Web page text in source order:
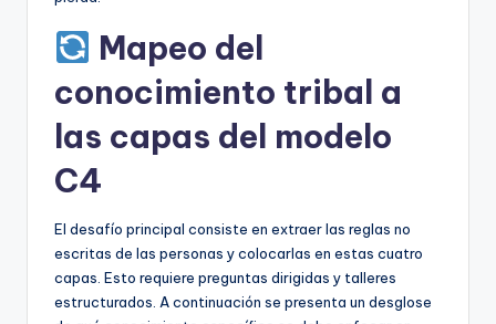
Mapeo del
conocimiento tribal a
las capas del modelo
C4
El desafío principal consiste en extraer las reglas no
escritas de las personas y colocarlas en estas cuatro
capas. Esto requiere preguntas dirigidas y talleres
estructurados. A continuación se presenta un desglose